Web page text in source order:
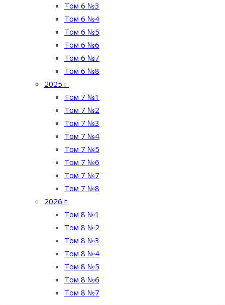
Том 6 №3
Том 6 №4
Том 6 №5
Том 6 №6
Том 6 №7
Том 6 №8
2025 г.
Том 7 №1
Том 7 №2
Том 7 №3
Том 7 №4
Том 7 №5
Том 7 №6
Том 7 №7
Том 7 №8
2026 г.
Том 8 №1
Том 8 №2
Том 8 №3
Том 8 №4
Том 8 №5
Том 8 №6
Том 8 №7